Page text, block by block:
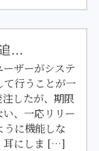
...
ザーがシステ
て行うことが一
したが、期限
、一応リリー
うに機能しな
耳にしま […]